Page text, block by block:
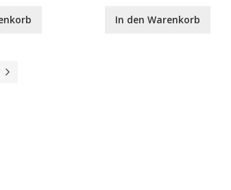
In den Warenkorb